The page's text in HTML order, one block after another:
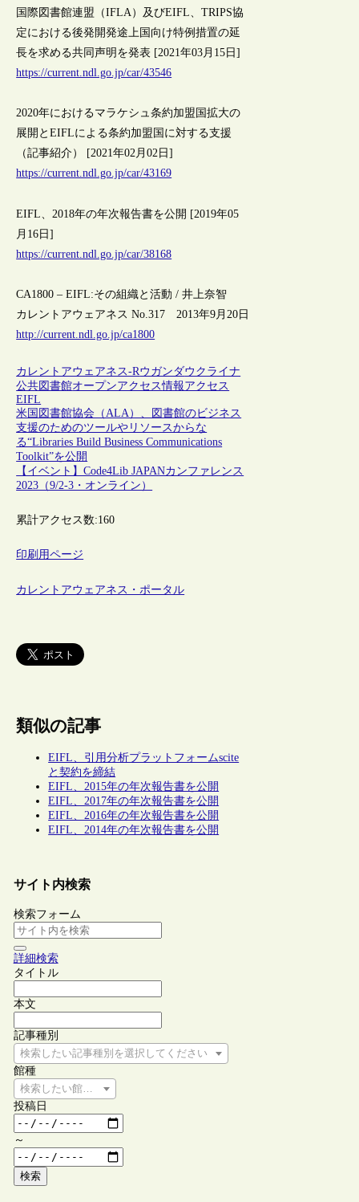
国際図書館連盟（IFLA）及びEIFL、TRIPS協
定における後発開発途上国向け特例措置の延
長を求める共同声明を発表 [2021年03月15日]
https://current.ndl.go.jp/car/43546
2020年におけるマラケシュ条約加盟国拡大の
展開とEIFLによる条約加盟国に対する支援
（記事紹介） [2021年02月02日]
https://current.ndl.go.jp/car/43169
EIFL、2018年の年次報告書を公開 [2019年05
月16日]
https://current.ndl.go.jp/car/38168
CA1800 – EIFL:その組織と活動 / 井上奈智
カレントアウェアネス No.317 2013年9月20日
http://current.ndl.go.jp/ca1800
カレントアウェアネス-Rウガンダウクライナ
公共図書館オープンアクセス情報アクセス
EIFL
米国図書館協会（ALA）、図書館のビジネス
支援のためのツールやリソースからな
る“Libraries Build Business Communications
Toolkit”を公開
【イベント】Code4Lib JAPANカンファレンス
2023（9/2-3・オンライン）
累計アクセス数:160
印刷用ページ
カレントアウェアネス・ポータル
類似の記事
EIFL、引用分析プラットフォームscite
と契約を締結
EIFL、2015年の年次報告書を公開
EIFL、2017年の年次報告書を公開
EIFL、2016年の年次報告書を公開
EIFL、2014年の年次報告書を公開
サイト内検索
検索フォーム
詳細検索
タイトル
本文
記事種別
検索したい記事種別を選択してください
館種
検索したい館種を選択してください
投稿日
～
検索